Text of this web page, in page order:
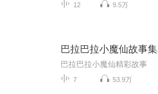
12 9.5万
巴拉巴拉小魔仙故事集
巴拉巴拉小魔仙精彩故事
7 53.9万